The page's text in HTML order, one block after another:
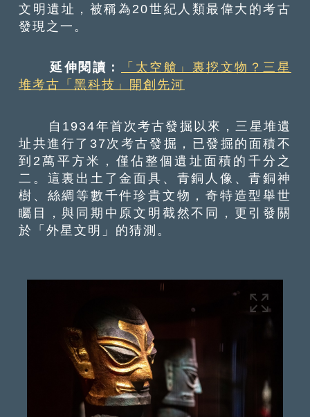
文明遺址，被稱為20世紀人類最偉大的考古
發現之一。
延伸閱讀：
「太空艙」裏挖文物？三星
堆考古「黑科技」開創先河
自1934年首次考古發掘以來，三星堆遺
址共進行了37次考古發掘，已發掘的面積不
到2萬平方米，僅佔整個遺址面積的千分之
二。這裏出土了金面具、青銅人像、青銅神
樹、絲綢等數千件珍貴文物，奇特造型舉世
矚目，與同期中原文明截然不同，更引發關
於「外星文明」的猜測。